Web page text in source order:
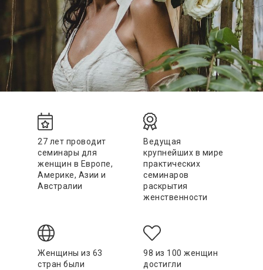
27 лет проводит
семинары для
женщин в Европе,
Америке, Азии и
Австралии
Ведущая
крупнейших в мире
практических
семинаров
раскрытия
женственности
Женщины из 63
стран были
98 из 100 женщин
достигли